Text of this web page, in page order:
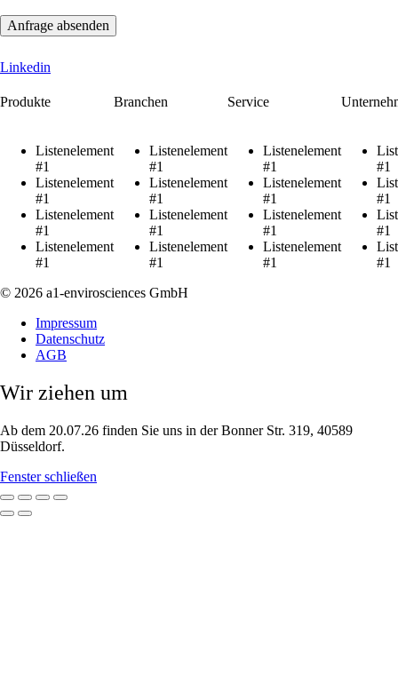
Anfrage absenden
Linkedin
Produkte
Listenelement
#1
Listenelement
#1
Listenelement
#1
Listenelement
#1
Branchen
Listenelement
#1
Listenelement
#1
Listenelement
#1
Listenelement
#1
Service
Listenelement
#1
Listenelement
#1
Listenelement
#1
Listenelement
#1
#1
#1
#1
#1
© 2026 a1-envirosciences GmbH
Impressum
Datenschutz
AGB
Wir ziehen um
Ab dem 20.07.26 finden Sie uns in der Bonner Str. 319, 40589
Düsseldorf.
Fenster schließen